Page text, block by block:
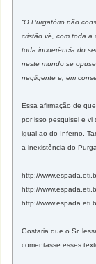
“O Purgatório não
cristão vê, com toda a
toda incoerência do
neste mundo se
negligente e, em
Essa afirmação de
por isso pesquisei e
igual ao do Inferno.
a inexistência do
http://
http://
http://
Gostaria que o Sr.
comentasse esses